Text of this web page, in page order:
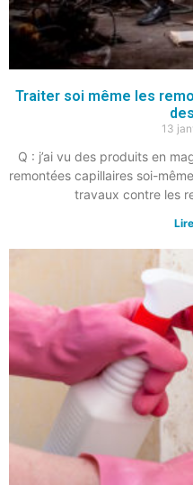
Traiter soi même les
13
Q : j’ai vu des produits en
remontées capillaires soi-
travaux contre les